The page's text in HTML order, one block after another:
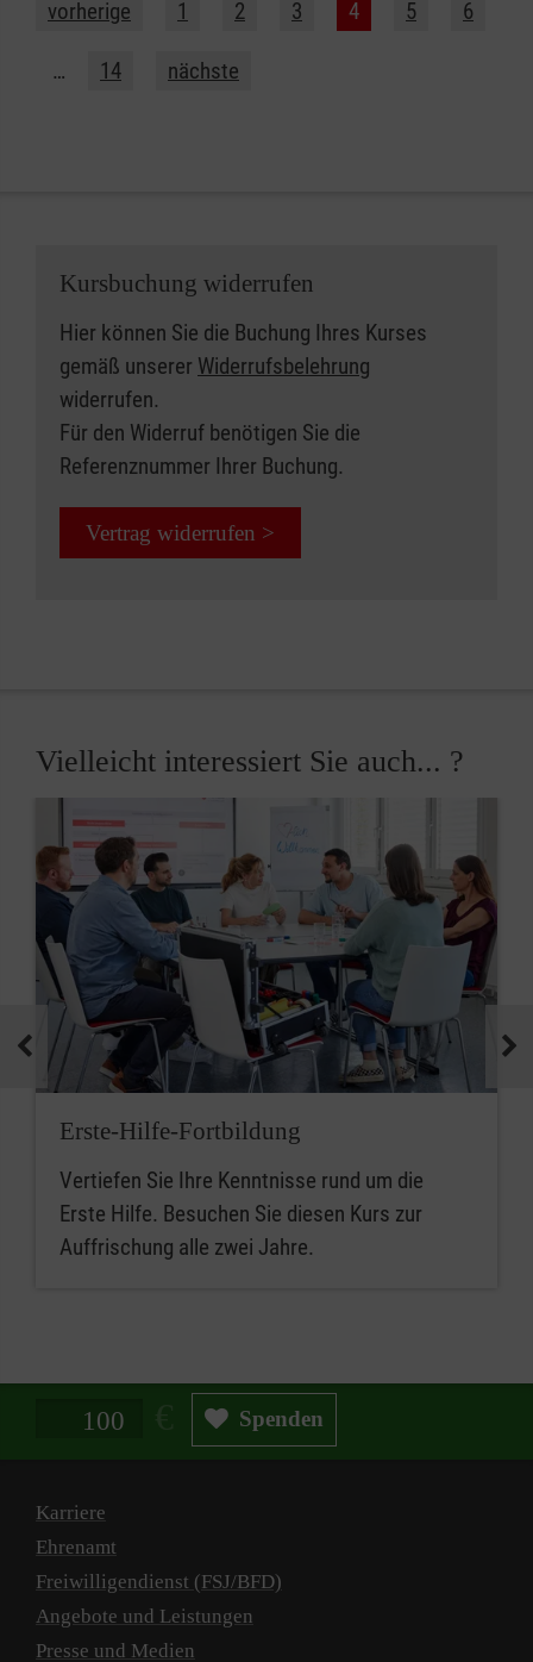
vorherige 1 2 3 4 5 6
… 14 nächste
Kursbuchung widerrufen
Hier können Sie die Buchung Ihres Kurses
gemäß unserer Widerrufsbelehrung
widerrufen.
Für den Widerruf benötigen Sie die
Referenznummer Ihrer Buchung.
Vertrag widerrufen >
Vielleicht interessiert Sie auch... ?
Erste-Hilfe-Fortbildung
Vertiefen Sie Ihre Kenntnisse rund um die
Erste Hilfe. Besuchen Sie diesen Kurs zur
Auffrischung alle zwei Jahre.
Spendenbetrag in Euro Spenden
Karriere
Ehrenamt
Freiwilligendienst (FSJ/BFD)
Angebote und Leistungen
Presse und Medien